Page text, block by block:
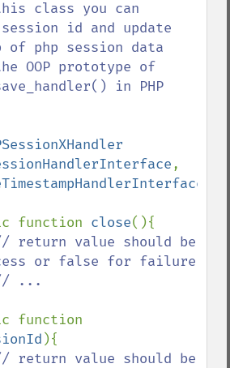
id and update
of php session data
in PHP
function
close(){
return value should be
or false for failure
){
return value should be